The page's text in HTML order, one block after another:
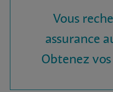
Vous
assurance
Obtenez